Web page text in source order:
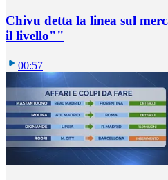
Chivu detta la linea sul
il livello""
00:57